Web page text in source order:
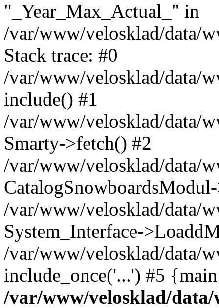
"_Year_Max_Actual_" in
/var/www/velosklad/data/
Stack trace: #0
/var/www/velosklad/data/
include() #1
/var/www/velosklad/data/
Smarty->fetch() #2
/var/www/velosklad/data/
/var/www/velosklad/data/
System_Interface-
/var/www/velosklad/data/
include_once('...') #5
/var/www/velosklad/